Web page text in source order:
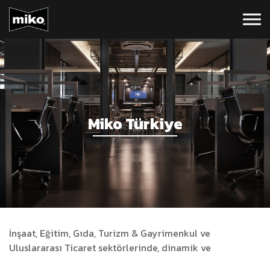
Miko Türkiye
İnşaat, Eğitim, Gıda, Turizm & Gayrimenkul ve
Uluslararası Ticaret sektörlerinde, dinamik ve